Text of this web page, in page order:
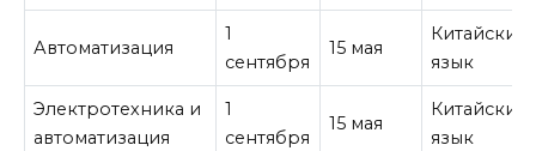
Автоматизация
1
сентября
15 мая
Китайский
язык
Электротехника и
автоматизация
1
сентября
15 мая
Китайский
язык